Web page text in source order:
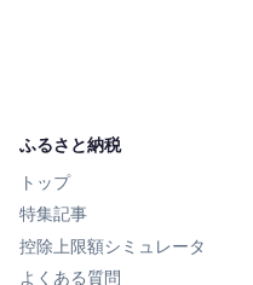
ふるさと納税
トップ
特集記事
控除上限額シミュレータ
よくある質問